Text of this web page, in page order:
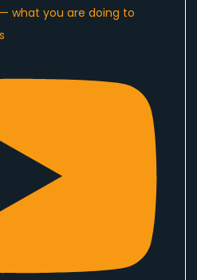
what you are doing to